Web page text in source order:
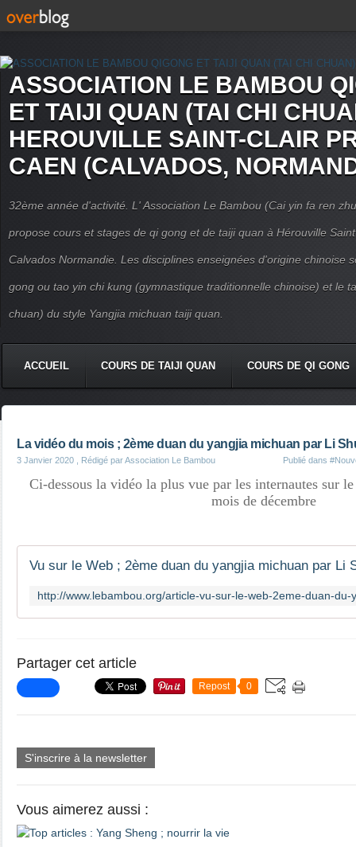
ASSOCIATION LE BAMBOU
ET TAIJI QUAN (TAI CHI
HEROUVILLE SAINT-CLAIR
CAEN (CALVADOS,
32ème année d'activité. L' Association Le Bambou (Cai yin fa ren
propose cours et stages de qi gong et de taiji quan à Hérouville
Calvados Normandie. Les disciplines enseignées d'origine chinoise
gong ou tao yin chi kung (gymnastique traditionnelle chinoise) et le
chuan) du style Yangjia michuan taiji quan.
ACCUEIL COURS DE TAIJI QUAN COURS DE QI GONG
La vidéo du mois ; 2ème duan du yangjia michuan par Li
3 Janvier 2020 , Rédigé par Association Le Bambou Publié dans
Ci-dessous la vidéo la plus vue par les internautes sur
mois de décembre
Partager cet article
Repost 0
S'inscrire à la newsletter
Vous aimerez aussi :